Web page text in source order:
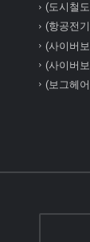
(도시철
(항공전
(사이버
(사이버
(보그헤